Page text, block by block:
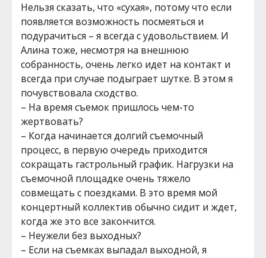
Нельзя сказать, что «сухая», потому что если
появляется возможность посмеяться и
подурачиться – я всегда с удовольствием. И
Алина тоже, несмотря на внешнюю
собранность, очень легко идет на контакт и
всегда при случае подыграет шутке. В этом я
почувствовала сходство.
– На время съемок пришлось чем-то
жертвовать?
– Когда начинается долгий съемочный
процесс, в первую очередь приходится
сокращать гастрольный график. Нагрузки на
съемочной площадке очень тяжело
совмещать с поездками. В это время мой
концертный коллектив обычно сидит и ждет,
когда же это все закончится.
– Неужели без выходных?
– Если на съемках выпадал выходной, я